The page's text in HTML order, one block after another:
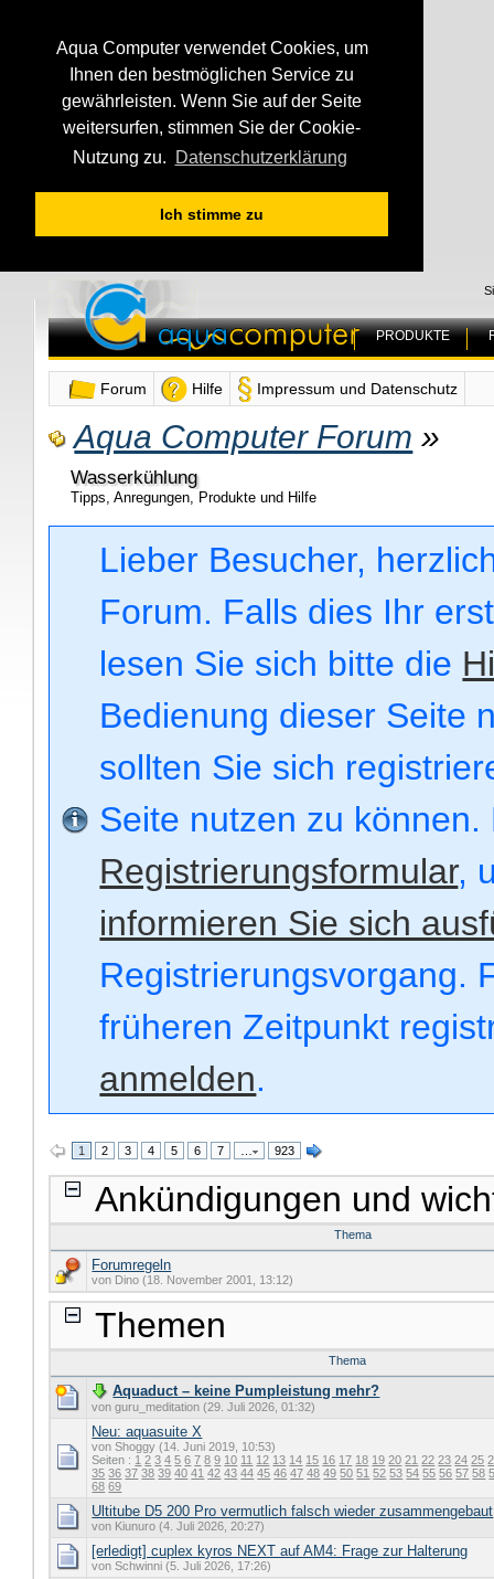
Aqua Computer verwendet Cookies, um
Ihnen den bestmöglichen Service zu
gewährleisten. Wenn Sie auf der Seite
weitersurfen, stimmen Sie der Cookie-
Nutzung zu.
Datenschutzerklärung
Ich stimme zu
PRODUKTE
Forum Hilfe Impressum und Datenschutz
Aqua Computer Forum »
Wasserkühlung
Tipps, Anregungen, Produkte und Hilfe
Lieber Besucher,
Forum. Falls dies Ihr
lesen Sie sich bitte die
Bedienung dieser Seite
sollten Sie sich
Seite nutzen zu
Registrierungsformular,
informieren Sie sich
Registrierungsvorgang.
früheren Zeitpunkt
anmelden.
1 2 3 4 5 6 7 … 923
Ankündigungen und
Thema
Forumregeln
von Dino (18. November 2001, 13:12)
Themen
Thema
Aquaduct – keine Pumpleistung mehr?
von guru_meditation (29. Juli 2026, 01:32)
Neu: aquasuite X
von Shoggy (14. Juni 2019, 10:53)
Seiten : 1 2 3 4 5 6 7 8 9 10 11 12 13 14 15 16 17 18 19 20 21 22 23 24 25
35 36 37 38 39 40 41 42 43 44 45 46 47 48 49 50 51 52 53 54 55 56 57 58
68 69
Ultitube D5 200 Pro vermutlich falsch wieder zusammengebaut
von Kiunuro (4. Juli 2026, 20:27)
[erledigt] cuplex kyros NEXT auf AM4: Frage zur Halterung
von Schwinni (5. Juli 2026, 17:26)